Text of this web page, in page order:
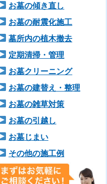
お墓の傾き直し
お墓の耐震化施工
墓所内の植木撤去
定期清掃・管理
お墓クリーニング
お墓の建替え・整理
お墓の雑草対策
お墓の引越し
お墓じまい
その他の施工例